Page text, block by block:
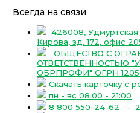
Всегда на связи
426008, Удмуртская
Кирова, зд. 172, офис
ОБЩЕСТВО С
ОТВЕТСТВЕННОСТЬЮ
ОБРПРОФИ" ОГРН
Скачать карточку с
пн - вс 08:00 - 21:00
8 800 550-24-62
-